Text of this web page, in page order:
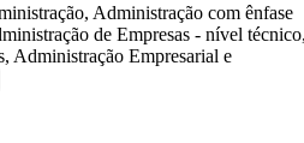
Administração com ênfase
de Empresas - nível
Administração Empresarial e